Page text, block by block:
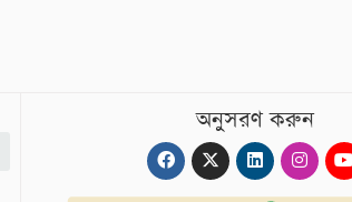
অনুসরণ করুন